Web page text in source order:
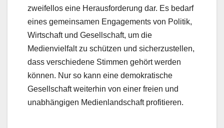
zweifellos eine Herausforderung dar. Es bedarf
eines gemeinsamen Engagements von Politik,
Wirtschaft und Gesellschaft, um die
Medienvielfalt zu schützen und sicherzustellen,
dass verschiedene Stimmen gehört werden
können. Nur so kann eine demokratische
Gesellschaft weiterhin von einer freien und
unabhängigen Medienlandschaft profitieren.